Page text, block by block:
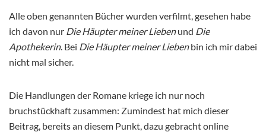
Alle oben genannten Bücher wurden verfilmt, gesehen habe
ich davon nur Die Häupter meiner Liebenund Die
Apothekerin. Bei Die Häupter meiner Liebenbin ich mir dabei
nicht mal sicher.
Die Handlungen der Romane kriege ich nur noch
bruchstückhaft zusammen: Zumindest hat mich dieser
Beitrag, bereits an diesem Punkt, dazu gebracht online